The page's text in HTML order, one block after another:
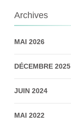
Archives
MAI 2026
DÉCEMBRE 2025
JUIN 2024
MAI 2022